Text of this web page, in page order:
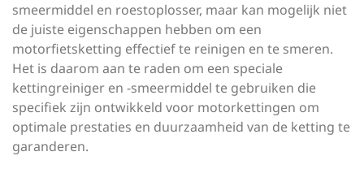
smeermiddel en roestoplosser, maar kan mogelijk niet
de juiste eigenschappen hebben om een
motorfietsketting effectief te reinigen en te smeren.
Het is daarom aan te raden om een speciale
kettingreiniger en -smeermiddel te gebruiken die
specifiek zijn ontwikkeld voor motorkettingen om
optimale prestaties en duurzaamheid van de ketting te
garanderen.